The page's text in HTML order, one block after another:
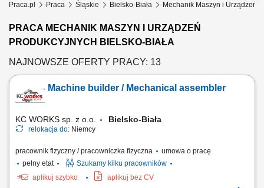
Praca.pl Praca Śląskie Bielsko-Biała Mechanik Maszyn i Urządzeń
PRACA MECHANIK MASZYN I URZĄDZEŃ
PRODUKCYJNYCH BIELSKO-BIAŁA
NAJNOWSZE OFERTY PRACY: 13
Machine builder / Mechanical assembler
KC WORKS sp. z o.o. Bielsko-Biała
relokacja do: Niemcy
pracownik fizyczny / pracowniczka fizyczna
umowa o pracę
pełny etat
Szukamy kilku pracowników
aplikuj szybko
aplikuj bez CV